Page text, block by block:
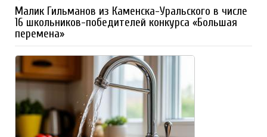
Малик Гильманов из Каменска-Уральского в числе
16 школьников-победителей конкурса «Большая
перемена»